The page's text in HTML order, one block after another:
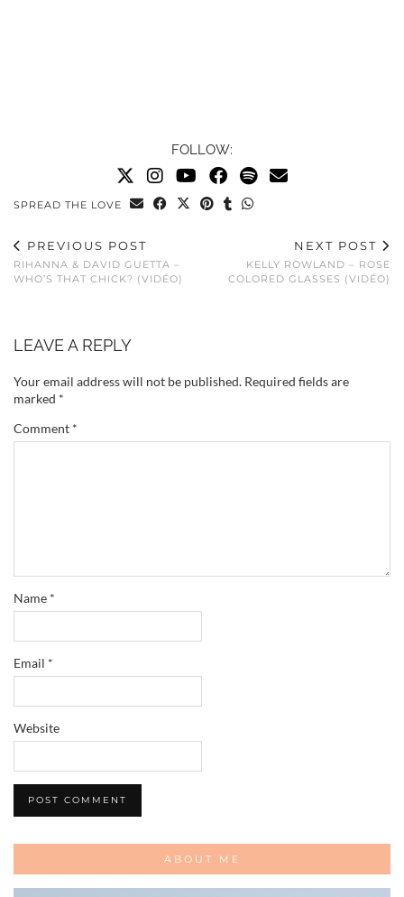
FOLLOW:
SPREAD THE LOVE
PREVIOUS POST
RIHANNA & DAVID GUETTA –
WHO’S THAT CHICK? (VIDÉO)
NEXT POST
KELLY ROWLAND – ROSE
COLORED GLASSES (VIDÉO)
LEAVE A REPLY
Your email address will not be published. Required fields are
marked *
Comment *
Name *
Email *
Website
ABOUT ME